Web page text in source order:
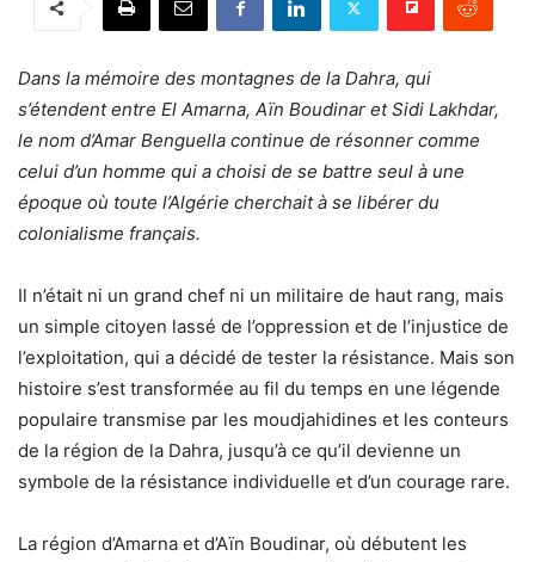
Dans la mémoire des montagnes de la Dahra, qui
s’étendent entre El Amarna, Aïn Boudinar et Sidi Lakhdar,
le nom d’Amar Benguella continue de résonner comme
celui d’un homme qui a choisi de se battre seul à une
époque où toute l’Algérie cherchait à se libérer du
colonialisme français.
Il n’était ni un grand chef ni un militaire de haut rang, mais
un simple citoyen lassé de l’oppression et de l’injustice de
l’exploitation, qui a décidé de tester la résistance. Mais son
histoire s’est transformée au fil du temps en une légende
populaire transmise par les moudjahidines et les conteurs
de la région de la Dahra, jusqu’à ce qu’il devienne un
symbole de la résistance individuelle et d’un courage rare.
La région d’Amarna et d’Aïn Boudinar, où débutent les